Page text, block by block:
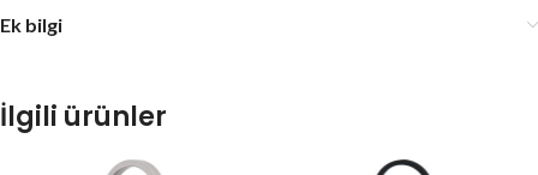
Ek bilgi
İlgili ürünler